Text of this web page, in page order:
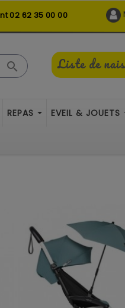
02 62 35 00 00
Liste de

REPAS EVEIL & JOUETS